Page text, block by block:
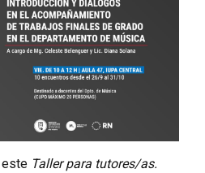
este Taller para tutores/as.